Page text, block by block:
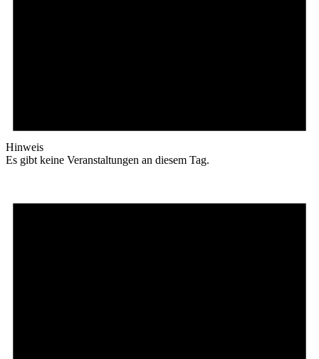
Hinweis
Es gibt keine Veranstaltungen an diesem Tag.